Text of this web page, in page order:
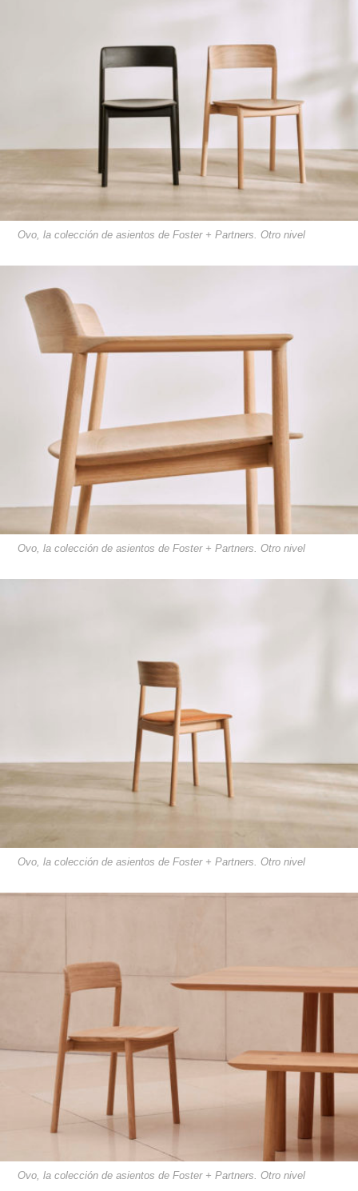
Ovo, la colección de asientos de Foster + Partners. Otro nivel
Ovo, la colección de asientos de Foster + Partners. Otro nivel
Ovo, la colección de asientos de Foster + Partners. Otro nivel
Ovo, la colección de asientos de Foster + Partners. Otro nivel